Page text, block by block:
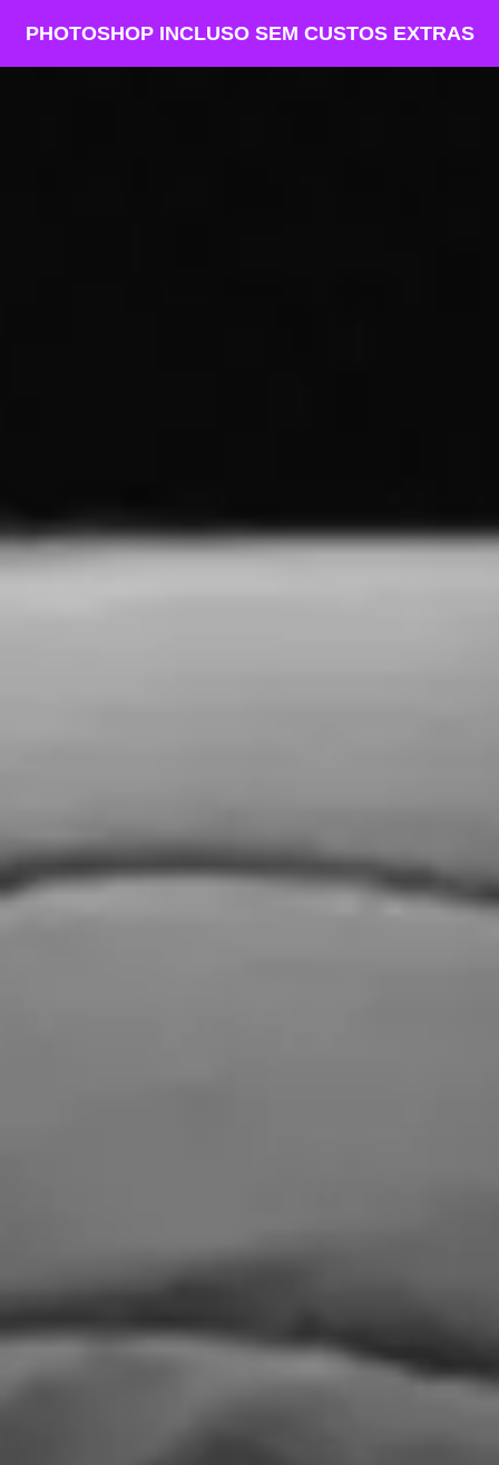
PHOTOSHOP INCLUSO SEM CUSTOS EXTRAS